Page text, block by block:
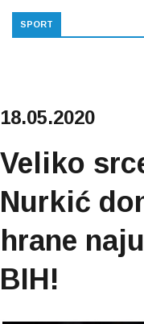
SPORT
18.05.2020
Veliko
Nurkić
hrane
BIH!